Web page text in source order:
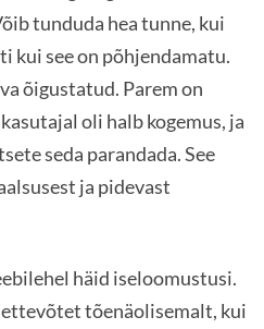
tunduda hea tunne, kui
kui see on põhjendamatu.
õigustatud. Parem on
oli halb kogemus, ja
seda parandada. See
ja pidevast
häid iseloomustusi.
tõenäolisemalt, kui